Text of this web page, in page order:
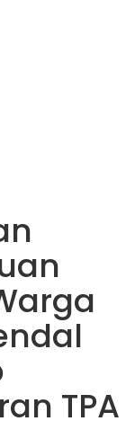
TPA